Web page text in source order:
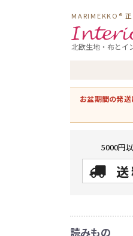
MARIMEKKO®
北欧生地・布とイ
お盆期間の発送
5000円
読みもの